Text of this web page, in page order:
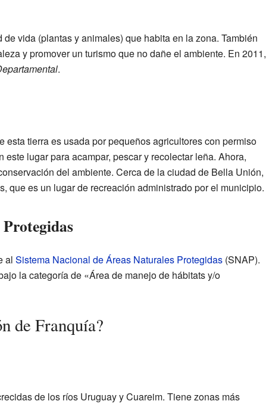
vida (plantas y animales) que habita en la zona. También
y promover un turismo que no dañe el ambiente. En 2011,
.
esta tierra es usada por pequeños agricultores con permiso
lugar para acampar, pescar y recolectar leña. Ahora,
del ambiente. Cerca de la ciudad de Bella Unión,
que es un lugar de recreación administrado por el municipio.
al Sistema Nacional de Áreas Naturales Protegidas(SNAP).
la categoría de «Área de manejo de hábitats y/o
de Franquía?
de los ríos Uruguay y Cuareim. Tiene zonas más